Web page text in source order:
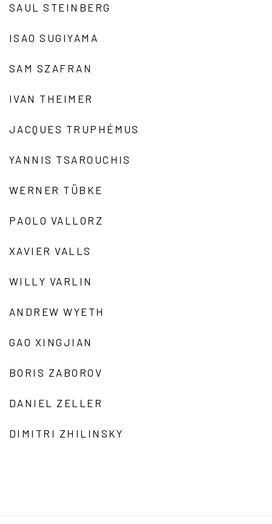
SAUL STEINBERG
ISAO SUGIYAMA
SAM SZAFRAN
IVAN THEIMER
JACQUES TRUPHÉMUS
YANNIS TSAROUCHIS
WERNER TÜBKE
PAOLO VALLORZ
XAVIER VALLS
WILLY VARLIN
ANDREW WYETH
GAO XINGJIAN
BORIS ZABOROV
DANIEL ZELLER
DIMITRI ZHILINSKY